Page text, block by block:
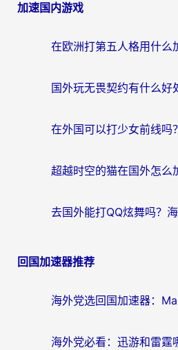
加速国内游戏
回国加速器推荐